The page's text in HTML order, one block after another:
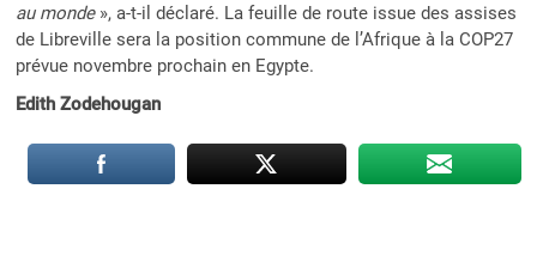
au monde », a-t-il déclaré. La feuille de route issue des assises
de Libreville sera la position commune de l’Afrique à la COP27
prévue novembre prochain en Egypte.
Edith Zodehougan